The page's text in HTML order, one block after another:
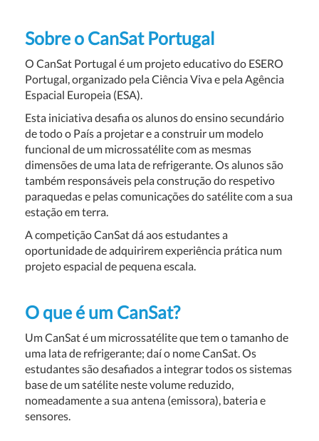
Sobre o CanSat Portugal
O CanSat Portugal é um projeto educativo do ESERO
Portugal, organizado pela Ciência Viva e pela Agência
Espacial Europeia (ESA).
Esta iniciativa desafia os alunos do ensino secundário
de todo o País a projetar e a construir um modelo
funcional de um microssatélite com as mesmas
dimensões de uma lata de refrigerante. Os alunos são
também responsáveis pela construção do respetivo
paraquedas e pelas comunicações do satélite com a sua
estação em terra.
A competição CanSat dá aos estudantes a
oportunidade de adquirirem experiência prática num
projeto espacial de pequena escala.
O que é um CanSat?
Um CanSat é um microssatélite que tem o tamanho de
uma lata de refrigerante; daí o nome CanSat. Os
estudantes são desafiados a integrar todos os sistemas
base de um satélite neste volume reduzido,
nomeadamente a sua antena (emissora), bateria e
sensores.